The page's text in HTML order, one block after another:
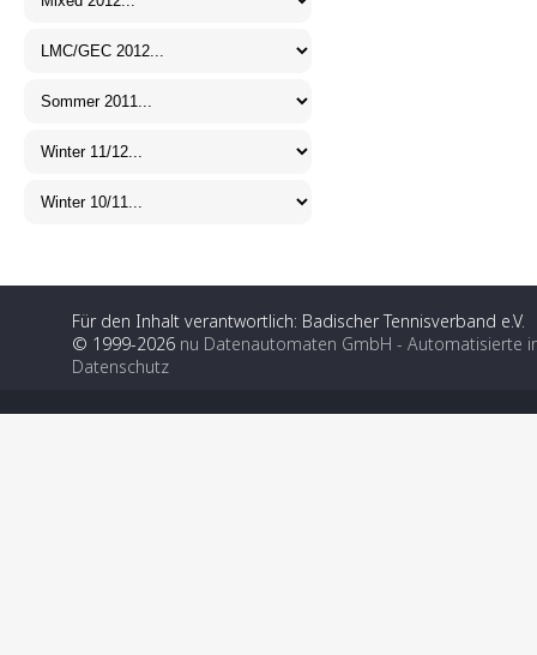
Für den Inhalt verantwortlich: Badischer Tennisverband e.V.
© 1999-2026 nu Datenautomaten GmbH - Automatisierte
Datenschutz